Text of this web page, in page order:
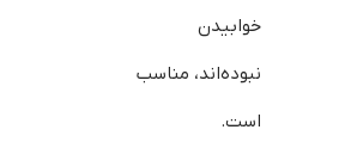
خوابیدن
نبوده‌اند، مناسب
است.